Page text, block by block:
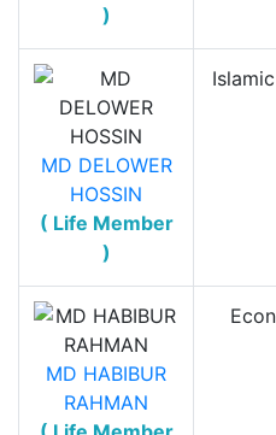
)
MD DELOWER
HOSSIN
( Life Member
)
MD HABIBUR
RAHMAN